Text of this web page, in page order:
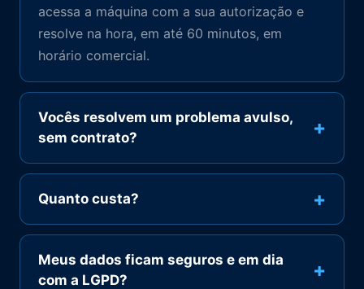
acessa a máquina com a sua autorização e
resolve na hora, em até 60 minutos, em
horário comercial.
Vocês resolvem um problema avulso,
sem contrato?
+
Quanto custa? +
Meus dados ficam seguros e em dia
com a LGPD?
+